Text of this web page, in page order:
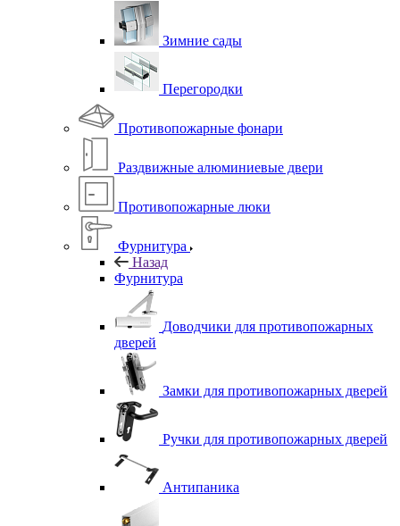
Зимние сады
Перегородки
Противопожарные фонари
Раздвижные алюминиевые двери
Противопожарные люки
Фурнитура
Назад
Фурнитура
Доводчики для противопожарных
дверей
Замки для противопожарных дверей
Ручки для противопожарных дверей
Антипаника